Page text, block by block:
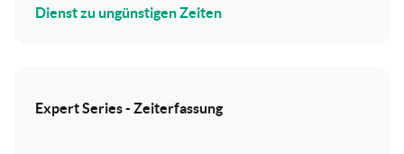
Dienst zu ungünstigen Zeiten
Expert Series - Zeiterfassung